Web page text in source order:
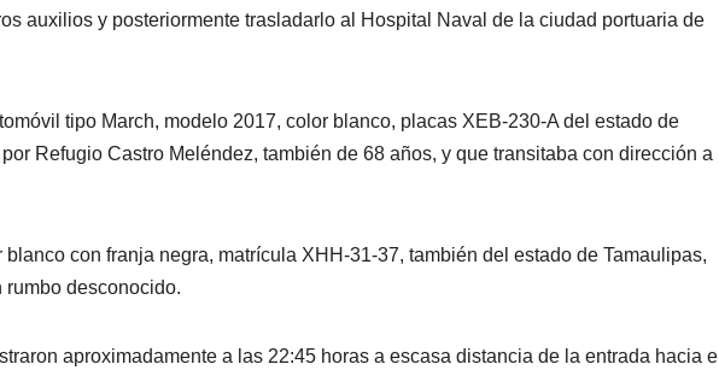
auxilios y posteriormente trasladarlo al Hospital Naval de la ciudad portuaria de
tipo March, modelo 2017, color blanco, placas XEB-230-A del estado de
Refugio Castro Meléndez, también de 68 años, y que transitaba con dirección a
con franja negra, matrícula XHH-31-37, también del estado de Tamaulipas,
desconocido.
aproximadamente a las 22:45 horas a escasa distancia de la entrada hacia el